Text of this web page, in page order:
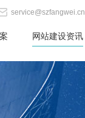
service@szfangwei.cn
网站建设资讯